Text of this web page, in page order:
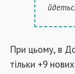
При цьому, в
тільки +9